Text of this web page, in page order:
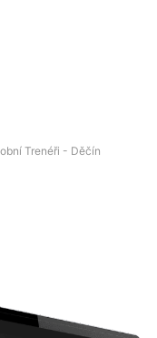
Trenéři - Děčín